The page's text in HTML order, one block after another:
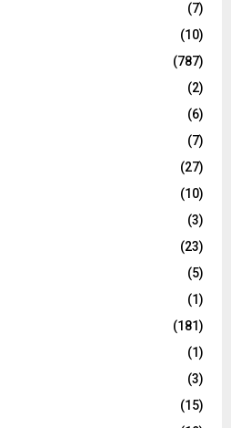
(7)
(10)
(787)
(2)
(6)
(7)
(27)
(10)
(3)
(23)
(5)
(1)
(181)
(1)
(3)
(15)